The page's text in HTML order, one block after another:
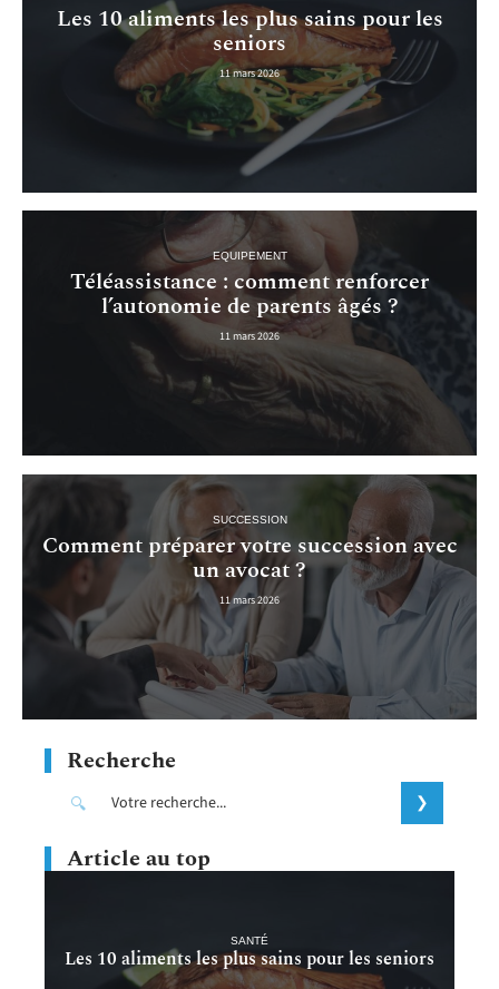
Les 10 aliments les plus sains pour les
seniors
11 mars 2026
EQUIPEMENT
Téléassistance : comment renforcer
l’autonomie de parents âgés ?
11 mars 2026
SUCCESSION
Comment préparer votre succession avec
un avocat ?
11 mars 2026
Recherche
Article au top
SANTÉ
Les 10 aliments les plus sains pour les seniors